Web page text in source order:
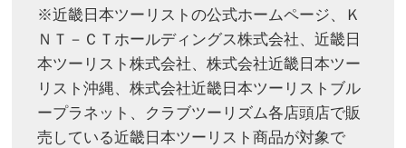
※近畿日本ツーリストの公式ホームページ、Ｋ
ＮＴ－ＣＴホールディングス株式会社、近畿日
本ツーリスト株式会社、株式会社近畿日本ツー
リスト沖縄、株式会社近畿日本ツーリストブル
ープラネット、クラブツーリズム各店頭店で販
売している近畿日本ツーリスト商品が対象で